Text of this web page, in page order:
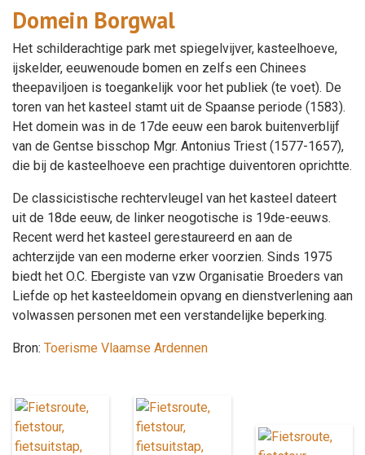
Domein Borgwal
Het schilderachtige park met spiegelvijver, kasteelhoeve,
ijskelder, eeuwenoude bomen en zelfs een Chinees
theepaviljoen is toegankelijk voor het publiek (te voet). De
toren van het kasteel stamt uit de Spaanse periode (1583).
Het domein was in de 17de eeuw een barok buitenverblijf
van de Gentse bisschop Mgr. Antonius Triest (1577-1657),
die bij de kasteelhoeve een prachtige duiventoren oprichtte.
De classicistische rechtervleugel van het kasteel dateert
uit de 18de eeuw, de linker neogotische is 19de-eeuws.
Recent werd het kasteel gerestaureerd en aan de
achterzijde van een moderne erker voorzien. Sinds 1975
biedt het O.C. Ebergiste van vzw Organisatie Broeders van
Liefde op het kasteeldomein opvang en dienstverlening aan
volwassen personen met een verstandelijke beperking.
Bron: Toerisme Vlaamse Ardennen